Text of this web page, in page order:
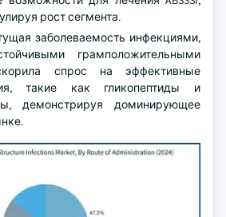
рост сегмента.
заболеваемость инфекциями,
грамположительными
спрос на эффективные
такие как гликопептиды и
демонстрируя доминирующее